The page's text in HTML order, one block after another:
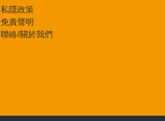
私隱政策
免責聲明
聯絡/關於我們